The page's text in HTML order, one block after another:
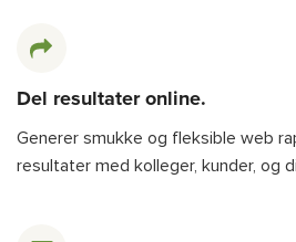
Del resultater online.
Generer smukke og fleksible web
resultater med kolleger, kunder, og